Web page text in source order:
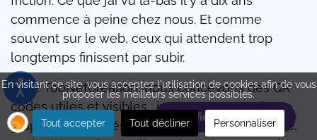
commence à peine chez nous. Et comme
souvent sur le web, ceux qui attendent trop
longtemps finissent par subir.
Chez TooNetCreation, nous concevons des QR
codes utiles et visibles : intégrés à votre charte
graphique, adaptés à vos supports (print, vitrine,
Planifiez votre rdv
En visitant ce site, vous acceptez l'utilisation de cookies afin de vous
proposer les meilleurs services possibles.
Tout accepter Tout décliner Personnaliser